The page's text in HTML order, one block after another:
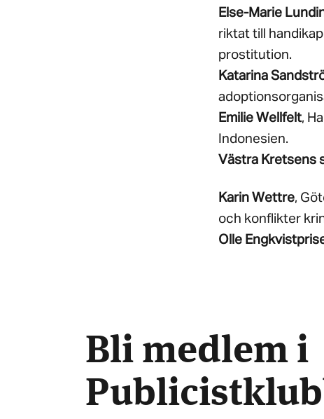
Else-Marie
riktat till
prostitution.
Katarina
Emilie Wellfelt,
Indonesien.
Västra Kretsens
Karin Wettre,
och konflikter
Olle
Bli medlem i